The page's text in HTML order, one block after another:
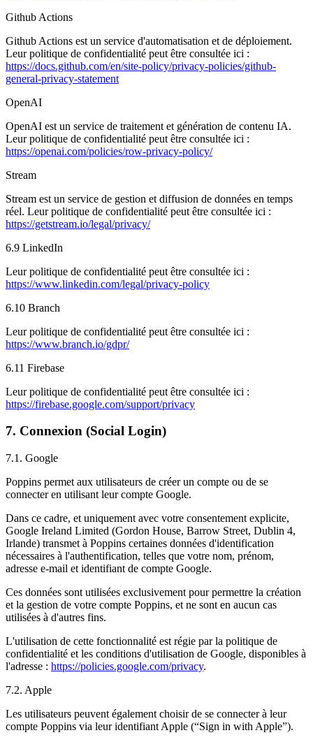
Github Actions
Github Actions est un service d'automatisation et de déploiement.
Leur politique de confidentialité peut être consultée ici :
https://docs.github.com/en/site-policy/privacy-policies/github-
general-privacy-statement
OpenAI
OpenAI est un service de traitement et génération de contenu IA.
Leur politique de confidentialité peut être consultée ici :
https://openai.com/policies/row-privacy-policy/
Stream
Stream est un service de gestion et diffusion de données en temps
réel. Leur politique de confidentialité peut être consultée ici :
https://getstream.io/legal/privacy/
6.9 LinkedIn
Leur politique de confidentialité peut être consultée ici :
https://www.linkedin.com/legal/privacy-policy
6.10 Branch
Leur politique de confidentialité peut être consultée ici :
https://www.branch.io/gdpr/
6.11 Firebase
Leur politique de confidentialité peut être consultée ici :
https://firebase.google.com/support/privacy
7. Connexion (Social Login)
7.1. Google
Poppins permet aux utilisateurs de créer un compte ou de se
connecter en utilisant leur compte Google.
Dans ce cadre, et uniquement avec votre consentement explicite,
Google Ireland Limited (Gordon House, Barrow Street, Dublin 4,
Irlande) transmet à Poppins certaines données d'identification
nécessaires à l'authentification, telles que votre nom, prénom,
adresse e-mail et identifiant de compte Google.
Ces données sont utilisées exclusivement pour permettre la création
et la gestion de votre compte Poppins, et ne sont en aucun cas
utilisées à d'autres fins.
L'utilisation de cette fonctionnalité est régie par la politique de
confidentialité et les conditions d'utilisation de Google, disponibles à
l'adresse : https://policies.google.com/privacy.
7.2. Apple
Les utilisateurs peuvent également choisir de se connecter à leur
compte Poppins via leur identifiant Apple (“Sign in with Apple”).